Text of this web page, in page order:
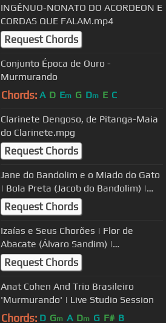
INGÊNUO-NONATO DO ACORDEON E
CORDAS QUE FALAM.mp4
Request Chords
Conjunto Época de Ouro -
Murmurando
Chords: A D Em G Dm E C
Clarinete Dengoso, de Pitanga-Maia
do Clarinete.mpg
Request Chords
Jane do Bandolim e o Miado do Gato
| Bola Preta (Jacob do Bandolim) |
Instrumental Sesc Brasil
Request Chords
Izaías e Seus Chorões | Flor de
Abacate (Álvaro Sandim) |
Instrumental Sesc Brasil
Request Chords
Anat Cohen And Trio Brasileiro
'Murmurando' | Live Studio Session
Chords: D Gm A Dm G F# B